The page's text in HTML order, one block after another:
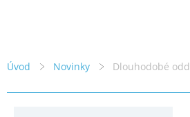
Úvod Novinky Dlouhodobé